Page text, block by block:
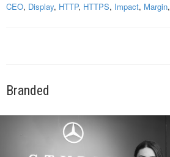
CEO, Display, HTTP, HTTPS, Impact, Margin,
Branded